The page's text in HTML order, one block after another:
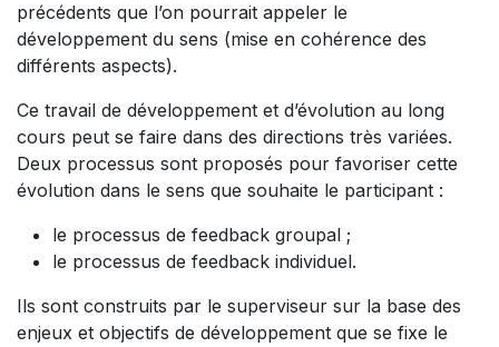
précédents que l’on pourrait appeler le
développement du sens (mise en cohérence des
différents aspects).
Ce travail de développement et d’évolution au long
cours peut se faire dans des directions très variées.
Deux processus sont proposés pour favoriser cette
évolution dans le sens que souhaite le participant :
le processus de feedback groupal ;
le processus de feedback individuel.
Ils sont construits par le superviseur sur la base des
enjeux et objectifs de développement que se fixe le